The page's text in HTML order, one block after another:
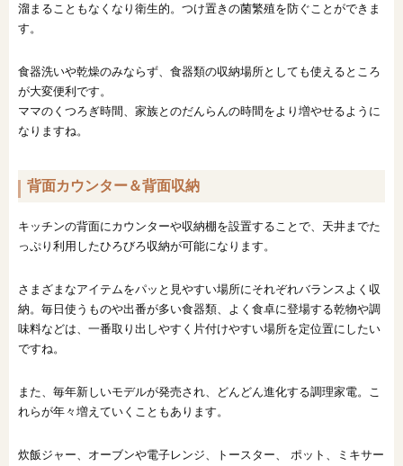
溜まることもなくなり衛生的。つけ置きの菌繁殖を防ぐことができま
す。
食器洗いや乾燥のみならず、食器類の収納場所としても使えるところ
が大変便利です。
ママのくつろぎ時間、家族とのだんらんの時間をより増やせるように
なりますね。
背面カウンター＆背面収納
キッチンの背面にカウンターや収納棚を設置することで、天井までた
っぷり利用したひろびろ収納が可能になります。
さまざまなアイテムをパッと見やすい場所にそれぞれバランスよく収
納。毎日使うものや出番が多い食器類、よく食卓に登場する乾物や調
味料などは、一番取り出しやすく片付けやすい場所を定位置にしたい
ですね。
また、毎年新しいモデルが発売され、どんどん進化する調理家電。こ
れらが年々増えていくこともあります。
炊飯ジャー、オーブンや電子レンジ、トースター、 ポット、ミキサー